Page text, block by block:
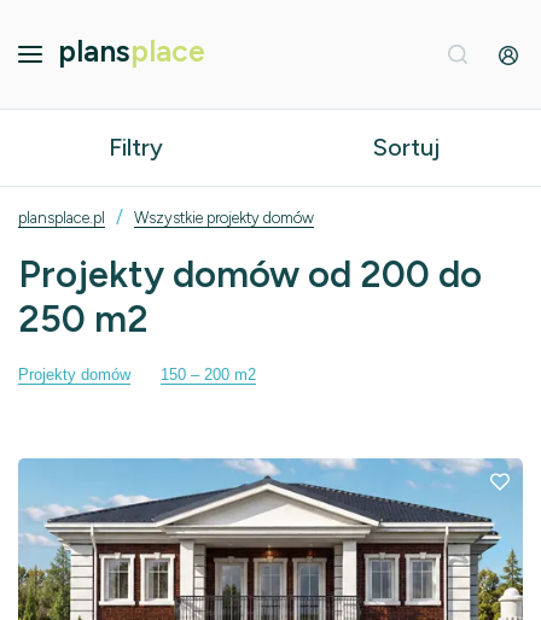
plansplace
Filtry Sortuj
plansplace.pl / Wszystkie projekty domów
Projekty domów od 200 do
250 m2
Projekty domów 150 – 200 m2